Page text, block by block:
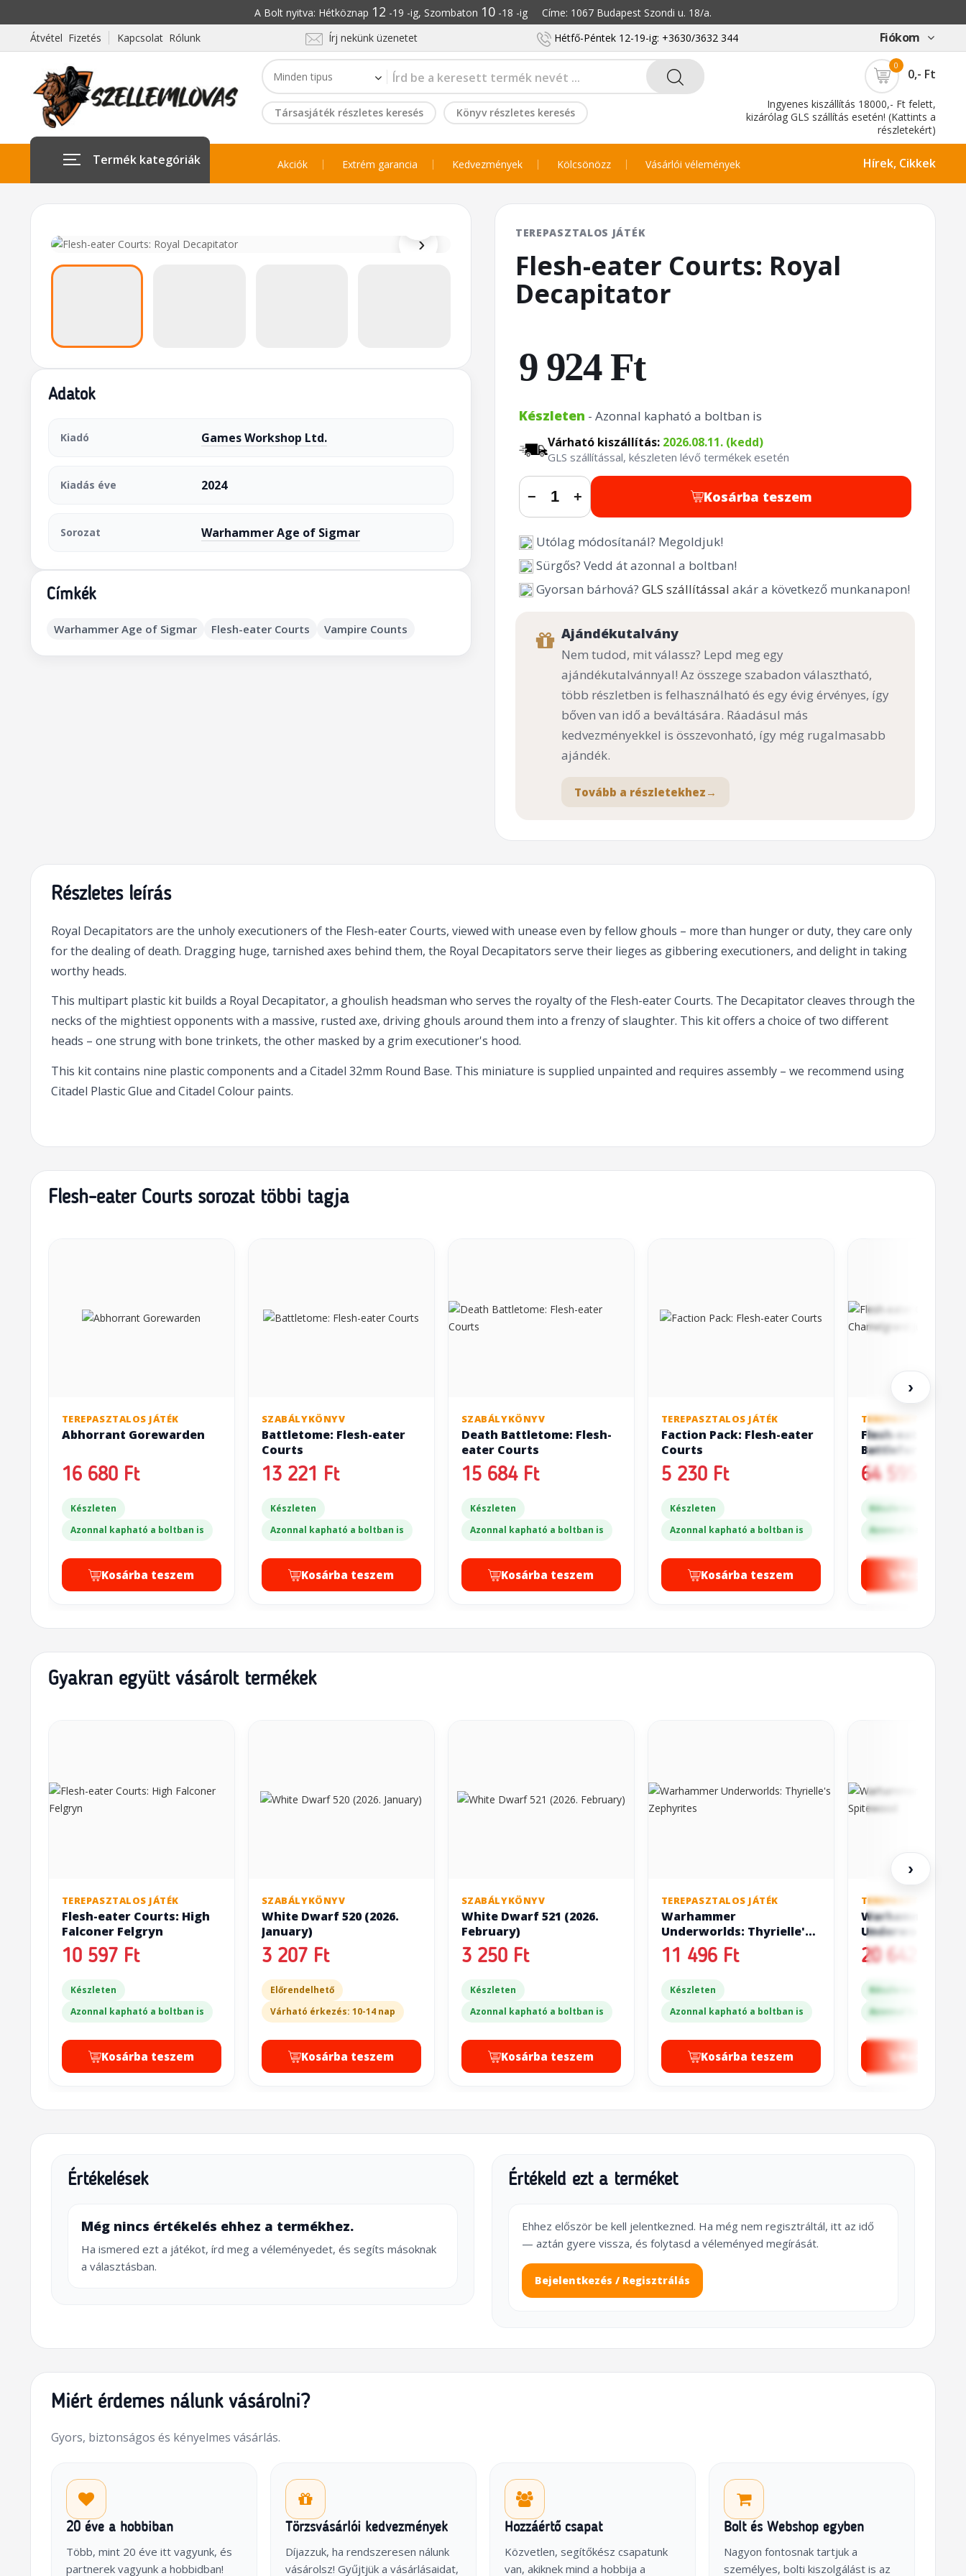
A Bolt nyitva: Hétköznap 12 -19 -ig, Szombaton 10-18 -ig Címe: 1067 Budapest Szondi u. 18/a.
Átvétel Fizetés
Kapcsolat Rólunk Írj nekünk üzenetet Hétfő-Péntek 12-19-ig: +3630/3632 344 Fiókom
Társasjáték részletes keresés Könyv részletes keresés
0
0,- Ft
Ingyenes kiszállítás 18000,- Ft felett,
kizárólag GLS szállítás esetén! (Kattints a
részletekért)
Termék kategóriák Akciók Extrém garancia Kedvezmények Kölcsönözz Vásárlói vélemények Hírek, Cikkek
›
Adatok
Kiadó Games Workshop Ltd.
Kiadás éve 2024
Sorozat Warhammer Age of Sigmar
Címkék
Warhammer Age of Sigmar Flesh-eater Courts Vampire Counts
TEREPASZTALOS JÁTÉK
Flesh-eater Courts: Royal
Decapitator
9 924 Ft
Készleten - Azonnal kapható a boltban is
Várható kiszállítás: 2026.08.11. (kedd)
GLS szállítással, készleten lévő termékek esetén
− + Kosárba teszem
Utólag módosítanál? Megoldjuk!
Sürgős? Vedd át azonnal a boltban!
Gyorsan bárhová? GLS szállítással akár a következő munkanapon!
Ajándékutalvány
Nem tudod, mit válassz? Lepd meg egy
ajándékutalvánnyal! Az összege szabadon választható,
több részletben is felhasználható és egy évig érvényes, így
bőven van idő a beváltására. Ráadásul más
kedvezményekkel is összevonható, így még rugalmasabb
ajándék.
Tovább a részletekhez →
Részletes leírás
Royal Decapitators are the unholy executioners of the Flesh-eater Courts, viewed with unease even by fellow ghouls – more than hunger or duty, they care only
for the dealing of death. Dragging huge, tarnished axes behind them, the Royal Decapitators serve their lieges as gibbering executioners, and delight in taking
worthy heads.
This multipart plastic kit builds a Royal Decapitator, a ghoulish headsman who serves the royalty of the Flesh-eater Courts. The Decapitator cleaves through the
necks of the mightiest opponents with a massive, rusted axe, driving ghouls around them into a frenzy of slaughter. This kit offers a choice of two different
heads – one strung with bone trinkets, the other masked by a grim executioner's hood.
This kit contains nine plastic components and a Citadel 32mm Round Base. This miniature is supplied unpainted and requires assembly – we recommend using
Citadel Plastic Glue and Citadel Colour paints.
Flesh-eater Courts sorozat többi tagja
TEREPASZTALOS JÁTÉK
Abhorrant Gorewarden
16 680 Ft
Készleten
Azonnal kapható a boltban is
Kosárba teszem
SZABÁLYKÖNYV
Battletome: Flesh-eater
Courts
13 221 Ft
Készleten
Azonnal kapható a boltban is
Kosárba teszem
SZABÁLYKÖNYV
Death Battletome: Flesh-
eater Courts
15 684 Ft
Készleten
Azonnal kapható a boltban is
Kosárba teszem
TEREPASZTALOS JÁTÉK
Faction Pack: Flesh-eater
Courts
5 230 Ft
Készleten
Azonnal kapható a boltban is
Kosárba teszem
TEREPASZTALOS
Flesh-eater
Battleforce:
Charnelgrand
64 595 Ft
Készleten
Azonnal kapható a
Kosárba
›
Gyakran együtt vásárolt termékek
TEREPASZTALOS JÁTÉK
Flesh-eater Courts: High
Falconer Felgryn
10 597 Ft
Készleten
Azonnal kapható a boltban is
Kosárba teszem
SZABÁLYKÖNYV
White Dwarf 520 (2026.
January)
3 207 Ft
Előrendelhető
Várható érkezés: 10-14 nap
Kosárba teszem
SZABÁLYKÖNYV
White Dwarf 521 (2026.
February)
3 250 Ft
Készleten
Azonnal kapható a boltban is
Kosárba teszem
TEREPASZTALOS JÁTÉK
Warhammer
Underworlds: Thyrielle's
Zephyrites
11 496 Ft
Készleten
Azonnal kapható a boltban is
Kosárba teszem
TEREPASZTALOS
Warhammer
Underworlds:
20 642 Ft
Készleten
Azonnal kapható a
Kosárba
›
Értékelések
Még nincs értékelés ehhez a termékhez.
Ha ismered ezt a játékot, írd meg a véleményedet, és segíts másoknak
a választásban.
Értékeld ezt a terméket
Ehhez először be kell jelentkezned. Ha még nem regisztráltál, itt az idő
— aztán gyere vissza, és folytasd a véleményed megírását.
Bejelentkezés / Regisztrálás
Miért érdemes nálunk vásárolni?
Gyors, biztonságos és kényelmes vásárlás.
20 éve a hobbiban
Több, mint 20 éve itt vagyunk, és
partnerek vagyunk a hobbidban!
Törzsvásárlói kedvezmények
Díjazzuk, ha rendszeresen nálunk
vásárolsz! Gyűjtjük a vásárlásaidat,
Hozzáértő csapat
Közvetlen, segítőkész csapatunk
van, akiknek mind a hobbija a
Bolt és Webshop egyben
Nagyon fontosnak tartjuk a
személyes, bolti kiszolgálást is az